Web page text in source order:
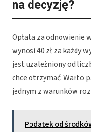
na decyzję?
Opłata za odnowienie
wynosi 40 zł za każdy
jest uzależniony od
chce otrzymać. Warto
jednym z warunków
Podatek od